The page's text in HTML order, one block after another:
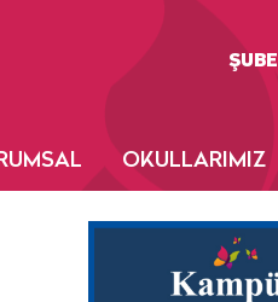
OKULLARIMIZ